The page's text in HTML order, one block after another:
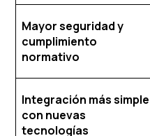
Mayor seguridad y
cumplimiento
normativo
Integración más simple
con nuevas
tecnologías